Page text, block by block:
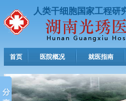
人类干细胞国家工程研
首页 医院概况 就医指南